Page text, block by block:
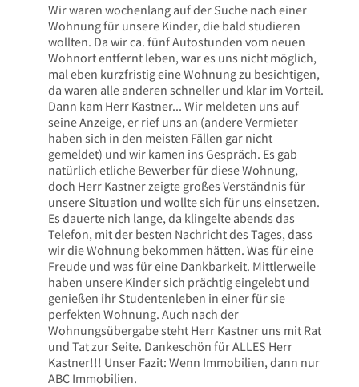
Wir waren wochenlang auf der Suche nach einer
Wohnung für unsere Kinder, die bald studieren
wollten. Da wir ca. fünf Autostunden vom neuen
Wohnort entfernt leben, war es uns nicht möglich,
mal eben kurzfristig eine Wohnung zu besichtigen,
da waren alle anderen schneller und klar im Vorteil.
Dann kam Herr Kastner... Wir meldeten uns auf
seine Anzeige, er rief uns an (andere Vermieter
haben sich in den meisten Fällen gar nicht
gemeldet) und wir kamen ins Gespräch. Es gab
natürlich etliche Bewerber für diese Wohnung,
doch Herr Kastner zeigte großes Verständnis für
unsere Situation und wollte sich für uns einsetzen.
Es dauerte nich lange, da klingelte abends das
Telefon, mit der besten Nachricht des Tages, dass
wir die Wohnung bekommen hätten. Was für eine
Freude und was für eine Dankbarkeit. Mittlerweile
haben unsere Kinder sich prächtig eingelebt und
genießen ihr Studentenleben in einer für sie
perfekten Wohnung. Auch nach der
Wohnungsübergabe steht Herr Kastner uns mit Rat
und Tat zur Seite. Dankeschön für ALLES Herr
Kastner!!! Unser Fazit: Wenn Immobilien, dann nur
ABC Immobilien.